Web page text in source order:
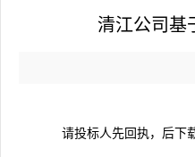
清江公司基
请投标人先回执，后下